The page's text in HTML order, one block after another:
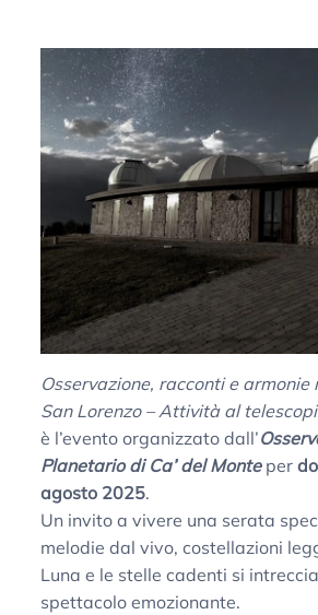
Osservazione, racconti e
San Lorenzo – Attività al
è l’evento organizzato dall’
Planetario di Ca’ del Monteper
agosto 2025.
Un invito a vivere una serata
melodie dal vivo, costellazioni
Luna e le stelle cadenti si
spettacolo emozionante.